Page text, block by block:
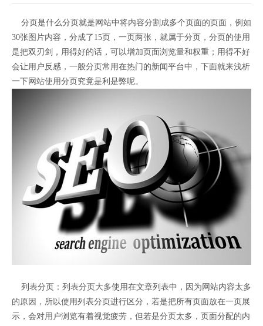
分页是什么分页就是网站中将内容分割成多个页面的页面，例如
30张图片内容，分成了15页，一页两张，就属于分页，分页的使用
是把双刃剑，用得好的话，可以增加页面浏览量和权重；用得不好
会让用户反感，一般分页常用在热门的新闻平台中，下面就来浅析
一下网站使用分页究竟是利是弊呢。
列表分页：列表分页大多使用在文章列表中，因为网站内容太多
的原因，所以使用列表分页进行区分，若是把所有页面放在一页展
示，会对用户浏览有着视觉疲劳，但若是分页太多，页面分配的内